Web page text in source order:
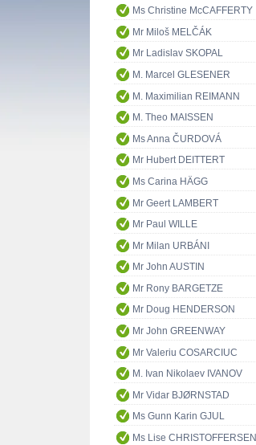
Ms Christine McCAFFERTY
Mr Miloš MELČÁK
Mr Ladislav SKOPAL
M. Marcel GLESENER
M. Maximilian REIMANN
M. Theo MAISSEN
Ms Anna ČURDOVÁ
Mr Hubert DEITTERT
Ms Carina HÄGG
Mr Geert LAMBERT
Mr Paul WILLE
Mr Milan URBÁNI
Mr John AUSTIN
Mr Rony BARGETZE
Mr Doug HENDERSON
Mr John GREENWAY
Mr Valeriu COSARCIUC
M. Ivan Nikolaev IVANOV
Mr Vidar BJØRNSTAD
Ms Gunn Karin GJUL
Ms Lise CHRISTOFFERSEN